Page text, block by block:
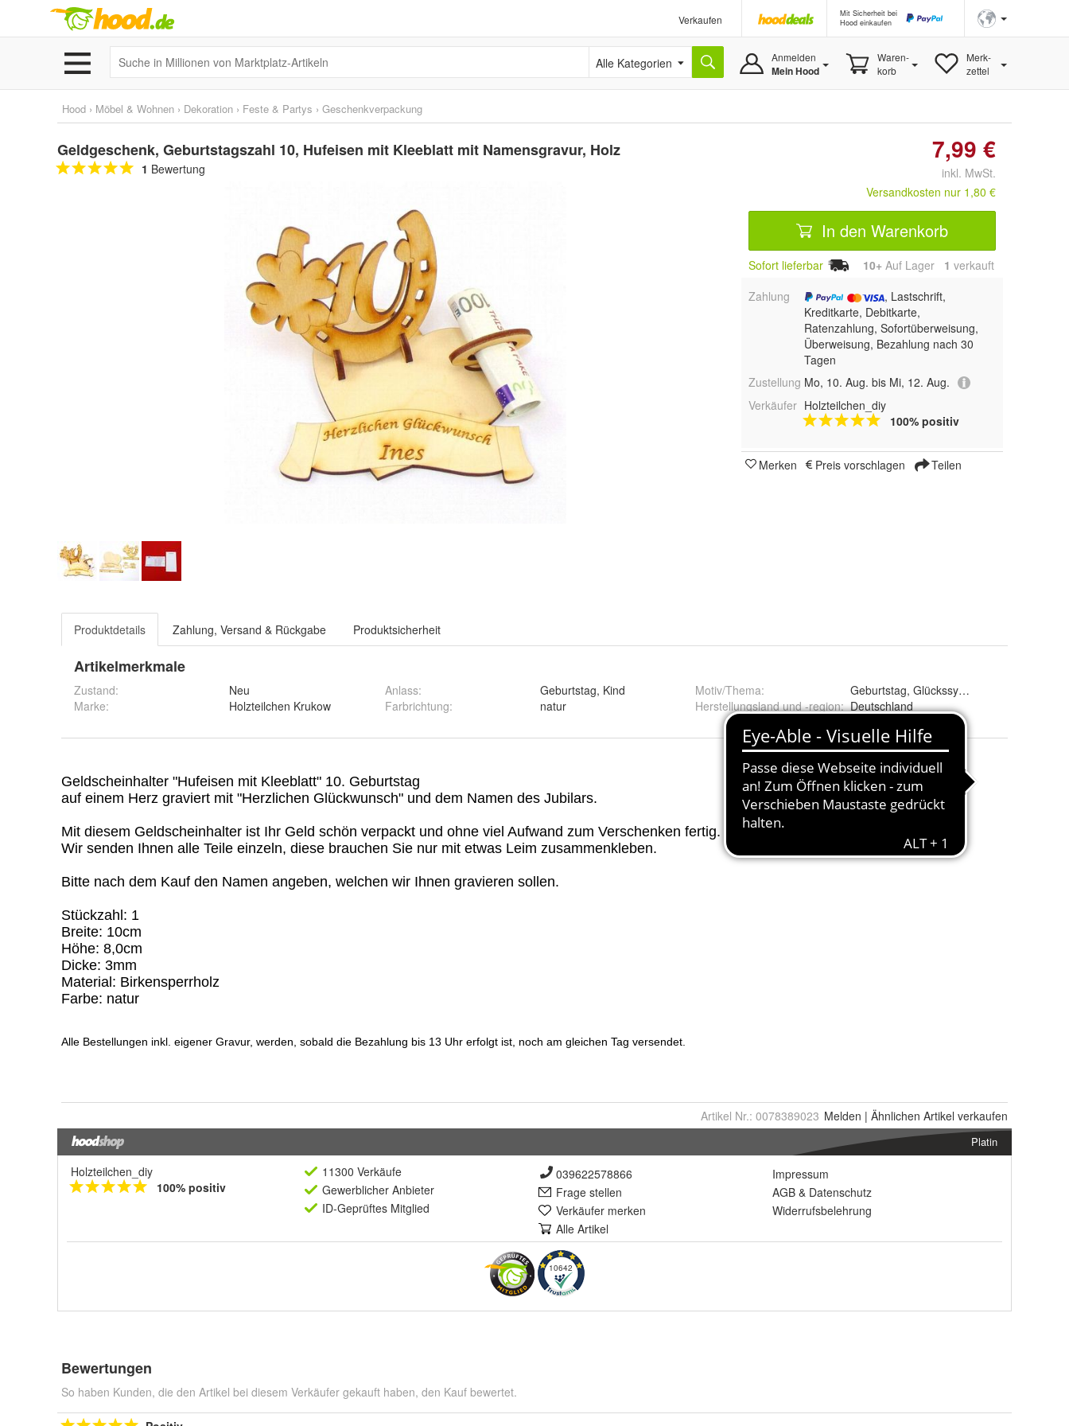
Verkaufen
Mit Sicherheit bei
Hood einkaufen
Alle Kategorien Anmelden
Mein Hood
Waren-
korb
Merk-
zettel
Hood › Möbel & Wohnen › Dekoration › Feste & Partys › Geschenkverpackung
Geldgeschenk, Geburtstagszahl 10, Hufeisen mit Kleeblatt mit Namensgravur, Holz
1 Bewertung
7,99 €
inkl. MwSt.
Versandkosten nur 1,80 €
In den Warenkorb
Sofort lieferbar 10+ Auf Lager 1 verkauft
Zahlung
, Lastschrift,
Kreditkarte, Debitkarte,
Ratenzahlung, Sofortüberweisung,
Überweisung, Bezahlung nach 30
Tagen
Zustellung Mo, 10. Aug. bis Mi, 12. Aug.
Verkäufer Holzteilchen_diy
100% positiv
Merken Preis vorschlagen Teilen
Produktdetails Zahlung, Versand & Rückgabe Produktsicherheit
Artikelmerkmale
Zustand:
Neu
Marke:
Holzteilchen Krukow
Anlass:
Geburtstag, Kind
Farbrichtung: natur
Motiv/Thema:
Geburtstag, Glückssymbole
Herstellungsland und -region: Deutschland
Artikel Nr.: 0078389023 Melden | Ähnlichen Artikel verkaufen
Platin
Holzteilchen_diy
100% positiv
11300 Verkäufe
Gewerblicher Anbieter
ID-Geprüftes Mitglied
039622578866
Frage stellen
Verkäufer merken
Alle Artikel
Impressum
AGB & Datenschutz
Widerrufsbelehrung
10642
Bewertungen
So haben Kunden, die den Artikel bei diesem Verkäufer gekauft haben, den Kauf bewertet.